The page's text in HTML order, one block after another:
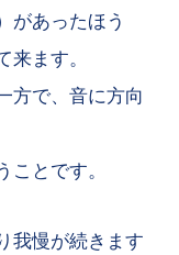
があったほう
ます。
方で、音に方向
とです。
我慢が続きます